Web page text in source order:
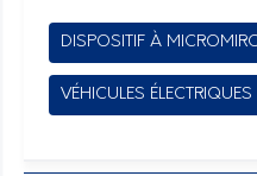
DISPOSITIF À
VÉHICULES ÉLECTRIQUES